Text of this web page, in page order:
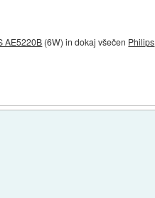
AE5220B (6W) in dokaj všečen Philips